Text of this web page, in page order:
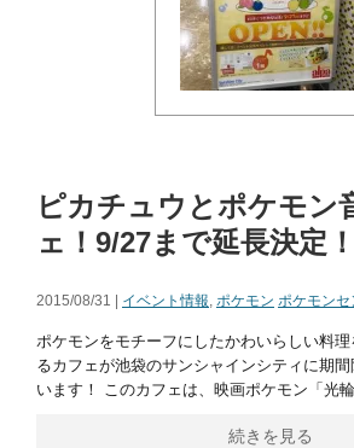
ピカチュウとポケモン
ェ！9/27まで延長決定！
2015/08/31 | イベント情報, ポケモン ポケモンセ
ポケモンをモチーフにしたかわいらしい料理
るカフェが池袋のサンシャインシティに期
います！ このカフェは、映画ポケモン「光
続きを見る